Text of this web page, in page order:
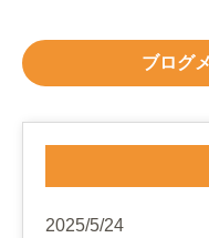
ブログ
2025/5/24